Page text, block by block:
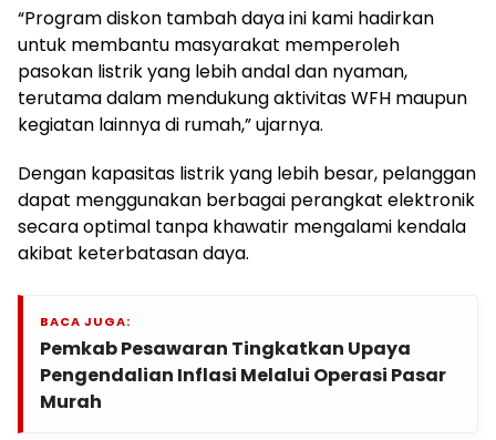
“Program diskon tambah daya ini kami hadirkan
untuk membantu masyarakat memperoleh
pasokan listrik yang lebih andal dan nyaman,
terutama dalam mendukung aktivitas WFH maupun
kegiatan lainnya di rumah,” ujarnya.
Dengan kapasitas listrik yang lebih besar, pelanggan
dapat menggunakan berbagai perangkat elektronik
secara optimal tanpa khawatir mengalami kendala
akibat keterbatasan daya.
BACA JUGA:
Pemkab Pesawaran Tingkatkan Upaya
Pengendalian Inflasi Melalui Operasi Pasar
Murah